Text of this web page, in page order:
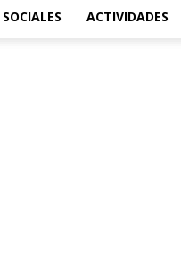
SOCIALES ACTIVIDADES